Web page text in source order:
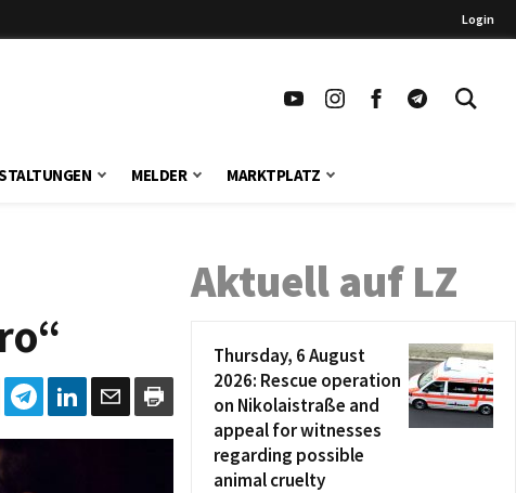
Login
MELDER MARKTPLATZ
Aktuell auf LZ
Thursday, 6 August
2026: Rescue operation
on Nikolaistraße and
appeal for witnesses
regarding possible
animal cruelty